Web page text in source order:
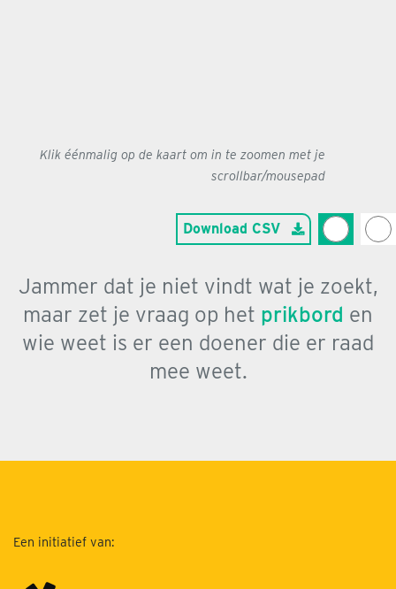
Klik éénmalig op de kaart om in te zoomen met je
scrollbar/mousepad
Download CSV
Jammer dat je niet vindt wat je zoekt,
maar zet je vraag op het prikbord en
wie weet is er een doener die er raad
mee weet.
Een initiatief van: